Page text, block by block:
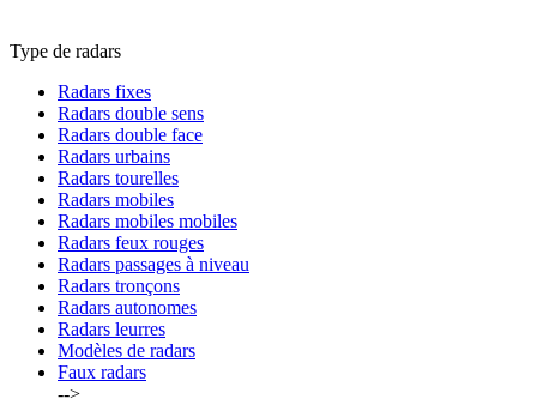
Type de radars
Radars fixes
Radars double sens
Radars double face
Radars urbains
Radars tourelles
Radars mobiles
Radars mobiles mobiles
Radars feux rouges
Radars passages à niveau
Radars tronçons
Radars autonomes
Radars leurres
Modèles de radars
Faux radars
-->